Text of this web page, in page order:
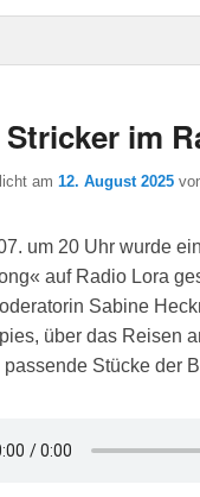
im
am 12. August 2025
um 20 Uhr wurde
auf Radio Lora
Sabine
über das Reisen
Stücke der